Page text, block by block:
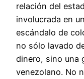
relación del
involucrada en un
escándalo de
no sólo lavado
dinero, sino una
venezolano. No